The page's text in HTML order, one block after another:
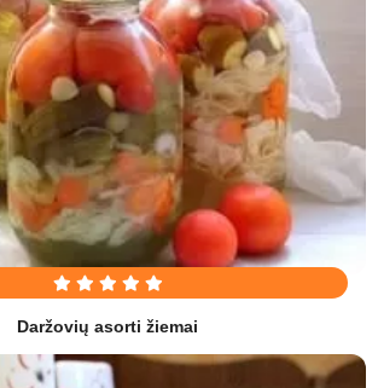
Daržovių asorti žiemai